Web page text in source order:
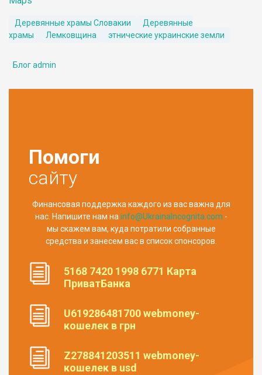
Деревянные храмы Словакии
Деревянные
храмы
Лемковщина этнические украинские земли
Блог admin
Помоги
сайту
Финансовая поддержка каждого из вас важна для
нас. Напишите нам наinfo@UkrainaIncognita.com -
мы скажем вам, куда потратили собранные
средства и занесем вас в список спонсоров.
5168 7420 1998 6771 Карта
ПриватБанка
U619286481700 webmoney-
кошелек в грн
Z278841203511 webmoney-
кошелек в usd